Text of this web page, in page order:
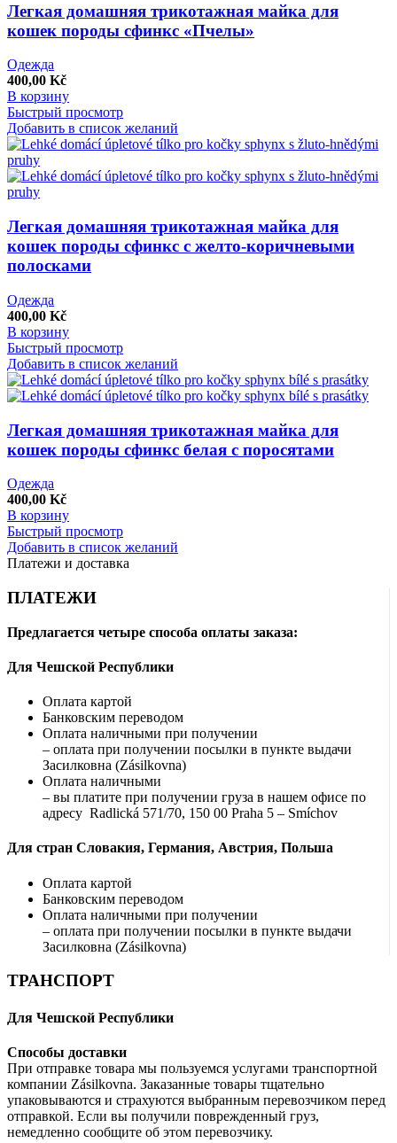
Легкая домашняя трикотажная майка для
кошек породы сфинкс «Пчелы»
Одежда
400,00 Kč
В корзину
Быстрый просмотр
Добавить в список желаний
Легкая домашняя трикотажная майка для
кошек породы сфинкс с желто-коричневыми
полосками
Одежда
400,00 Kč
В корзину
Быстрый просмотр
Добавить в список желаний
Легкая домашняя трикотажная майка для
кошек породы сфинкс белая с поросятами
Одежда
400,00 Kč
В корзину
Быстрый просмотр
Добавить в список желаний
Платежи и доставка
ПЛАТЕЖИ
Предлагается четыре способа оплаты заказа:
Для Чешской Республики
Оплата картой
Банковским переводом
Оплата наличными при получении
– оплата при получении посылки в пункте выдачи
Засилковна (Zásilkovna)
Оплата наличными
– вы платите при получении груза в нашем офисе по
адресу Radlická 571/70, 150 00 Praha 5 – Smíchov
Для стран Словакия, Германия, Австрия, Польша
Оплата картой
Банковским переводом
Оплата наличными при получении
– оплата при получении посылки в пункте выдачи
Засилковна (Zásilkovna)
ТРАНСПОРТ
Для Чешской Республики
Способы доставки
При отправке товара мы пользуемся услугами транспортной
компании Zásilkovna. Заказанные товары тщательно
упаковываются и страхуются выбранным перевозчиком перед
отправкой. Если вы получили поврежденный груз,
немедленно сообщите об этом перевозчику.